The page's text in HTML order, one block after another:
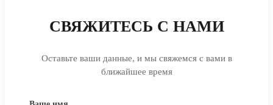
СВЯЖИТЕСЬ С НАМИ
Оставьте ваши данные, и мы свяжемся с вами в
ближайшее время